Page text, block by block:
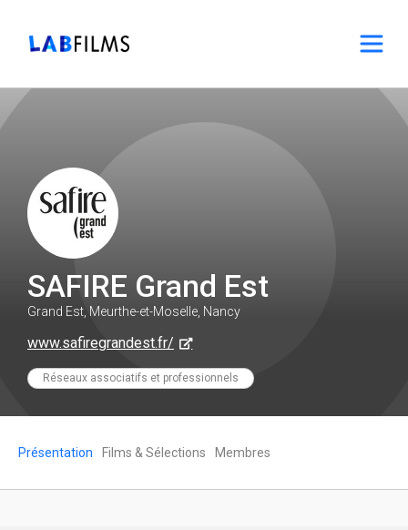
SAFIRE Grand Est
Grand Est, Meurthe-et-Moselle, Nancy
www.safiregrandest.fr/
Réseaux associatifs et professionnels
Présentation Films & Sélections Membres